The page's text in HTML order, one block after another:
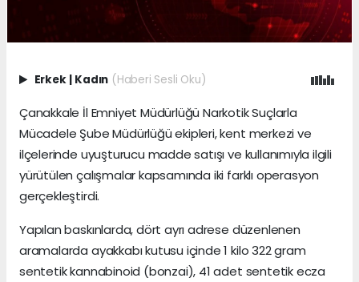
Erkek | Kadın (Haberi Sesli Oku)
Çanakkale İl Emniyet Müdürlüğü Narkotik Suçlarla
Mücadele Şube Müdürlüğü ekipleri, kent merkezi ve
ilçelerinde uyuşturucu madde satışı ve kullanımıyla ilgili
yürütülen çalışmalar kapsamında iki farklı operasyon
gerçekleştirdi.
Yapılan baskınlarda, dört ayrı adrese düzenlenen
aramalarda ayakkabı kutusu içinde 1 kilo 322 gram
sentetik kannabinoid (bonzai), 41 adet sentetik ecza